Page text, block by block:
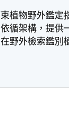
植物野外鑑定
循架構，提供
野外檢索鑑別